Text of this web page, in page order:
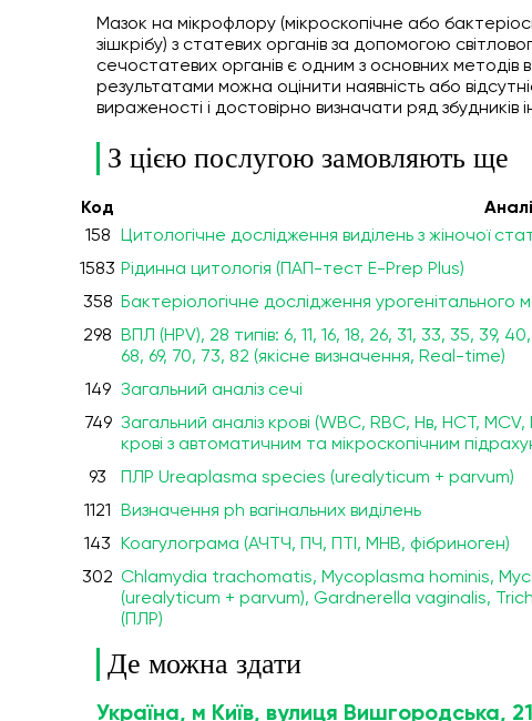
Мазок на мікрофлору (мікроскопічне або
зішкрібу) з статевих органів за допомогою
сечостатевих органів є одним з основних методів
результатами можна оцінити наявність або
вираженості і достовірно визначати ряд збудників
З цією послугою замовляють ще
Код
158
Цитологічне дослідження виділень з жіночої
1583 Рідинна цитологія (ПАП-тест E-Prep Plus)
358 Бактеріологічне дослідження урогенітального
298
ВПЛ (HPV), 28 типів: 6, 11, 16, 18, 26, 31, 33, 35, 39,
68, 69, 70, 73, 82 (якісне визначення, Real-time)
149 Загальний аналіз сечі
749 Загальний аналіз крові (WBC, RBC, Нв, HCT,
крові з автоматичним та мікроскопічним
93 ПЛР Ureaplasma species (urealyticum + parvum)
1121 Визначення ph вагінальних виділень
143 Коагулограма (АЧТЧ, ПЧ, ПТІ, МНВ, фібриноген)
302 Chlamydia trachomatis, Мycoplasma hominis,
(urealyticum + parvum), Gardnerella vaginalis,
(ПЛР)
Де можна здати
Україна, м Київ, вулиця Вишгородська, 21